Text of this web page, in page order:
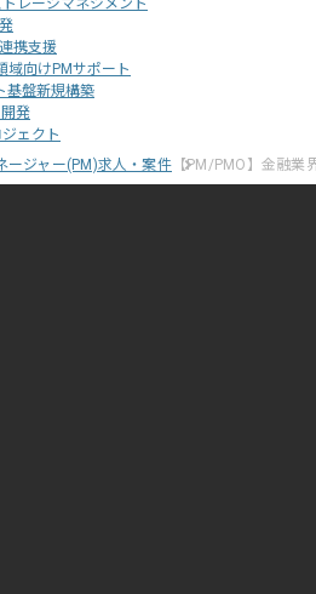
レージマネジメント
携支援
域向けPMサポート
基盤新規構築
発
ェクト
ージャー(PM)求人・案件【PM/PMO】金融業